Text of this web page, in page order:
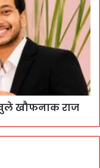
खौफनाक राज